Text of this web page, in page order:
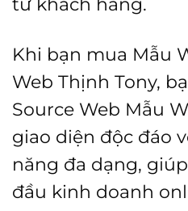
Khi bạn mua Mẫu
Web Thịnh Tony,
Source Web Mẫu
giao diện độc đáo
năng đa dạng,
đầu kinh doanh